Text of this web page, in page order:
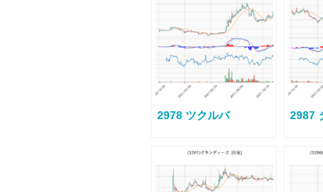
2978 ツクルバ 2987